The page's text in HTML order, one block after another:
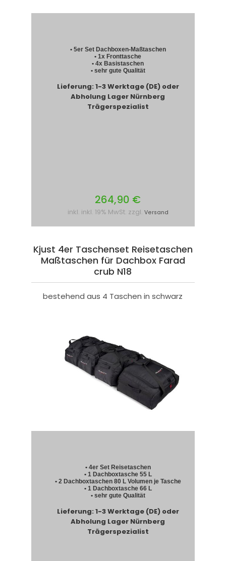
• 5er Set Dachboxen-Maßtaschen
• 1x Fronttasche
• 4x Basistaschen
• sehr gute Qualität
Lieferung: 1-3 Werktage (DE) oder
Abholung Lager Nürnberg
Trägerspezialist
264,90 €
inkl. inkl. 19% MwSt. zzgl. Versand
Kjust 4er Taschenset Reisetaschen
Maßtaschen für Dachbox Farad
crub N18
bestehend aus 4 Taschen in schwarz
• 4er Set Reisetaschen
• 1 Dachboxtasche 55 L
• 2 Dachboxtaschen 80 L Volumen je Tasche
• 1 Dachboxtasche 66 L
• sehr gute Qualität
Lieferung: 1-3 Werktage (DE) oder
Abholung Lager Nürnberg
Trägerspezialist